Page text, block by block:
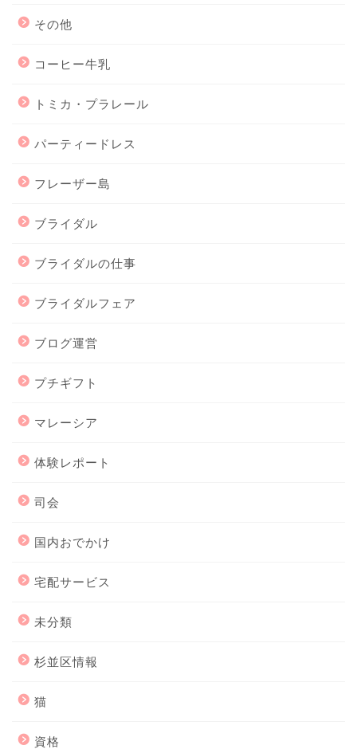
その他
コーヒー牛乳
トミカ・プラレール
パーティードレス
フレーザー島
ブライダル
ブライダルの仕事
ブライダルフェア
ブログ運営
プチギフト
マレーシア
体験レポート
司会
国内おでかけ
宅配サービス
未分類
杉並区情報
猫
資格